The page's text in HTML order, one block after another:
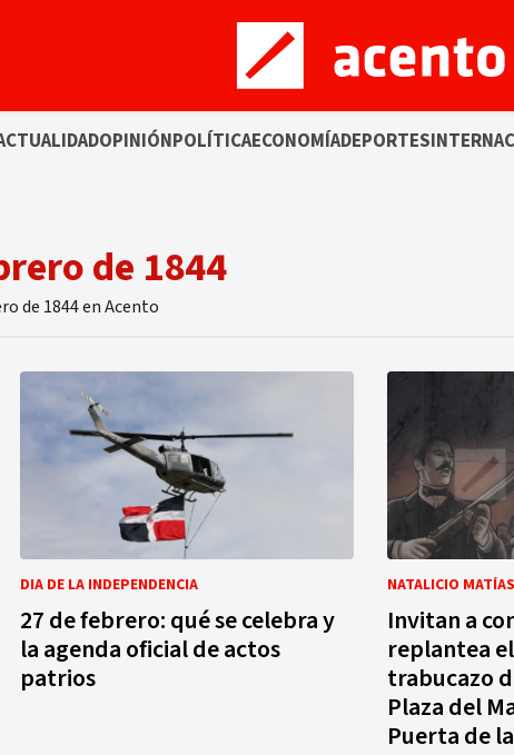
OPINIÓNPOLÍTICAECONOMÍADEPORTES
de 1844
de 1844 en Acento
DIA DE LA INDEPENDENCIA
27 de febrero: qué se celebra y
la agenda oficial de actos
patrios
NATALICIO
Invitan a
replantea
trabucazo
Plaza del
Puerta de